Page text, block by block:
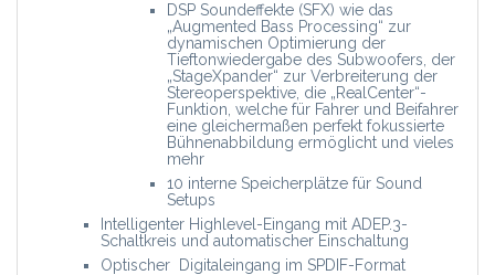
DSP Soundeffekte (SFX) wie das
„Augmented Bass Processing“ zur
dynamischen Optimierung der
Tieftonwiedergabe des Subwoofers, der
„StageXpander“ zur Verbreiterung der
Stereoperspektive, die „RealCenter“-
Funktion, welche für Fahrer und Beifahrer
eine gleichermaßen perfekt fokussierte
Bühnenabbildung ermöglicht und vieles
mehr
10 interne Speicherplätze für Sound
Setups
Intelligenter Highlevel-Eingang mit ADEP.3-
Schaltkreis und automatischer Einschaltung
Optischer Digitaleingang im SPDIF-Format